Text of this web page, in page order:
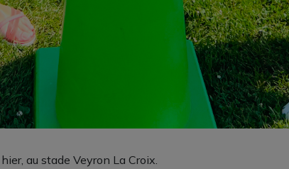
au stade Veyron La Croix.